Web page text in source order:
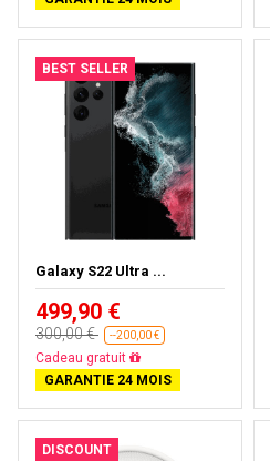
BEST SELLER
Galaxy S22 Ultra ...
499,90 €
300,00 € --200,00 €
Presque épuisé
GARANTIE 24 MOIS
DISCOUNT